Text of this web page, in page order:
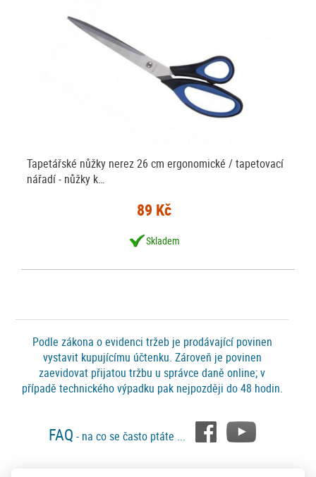
Tapetářské nůžky nerez 26 cm ergonomické / tapetovací
nářadí - nůžky k…
89 Kč
Skladem
Podle zákona o evidenci tržeb je prodávající povinen
vystavit kupujícímu účtenku. Zároveň je povinen
zaevidovat přijatou tržbu u správce daně online; v
případě technického výpadku pak nejpozději do 48 hodin.
FAQ - na co se často ptáte ...